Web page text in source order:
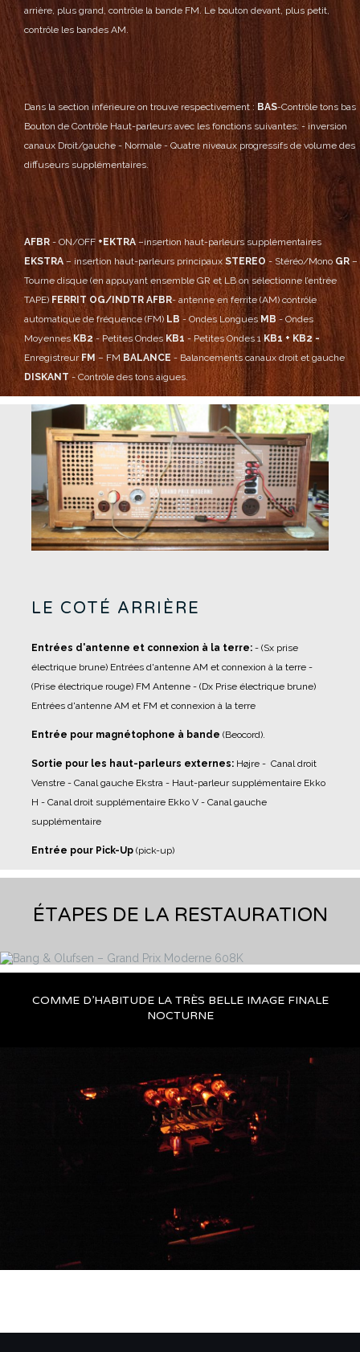
arrière, plus grand, contrôle la bande FM. Le bouton devant, plus petit,
contrôle les bandes AM.
Dans la section inférieure on trouve respectivement : BAS-Contrôle tons bas
Bouton de Contrôle Haut-parleurs avec les fonctions suivantes: - inversion
canaux Droit/gauche - Normale - Quatre niveaux progressifs de volume des
diffuseurs supplémentaires.
AFBR - ON/OFF +EKTRA –insertion haut-parleurs supplémentaires
EKSTRA – insertion haut-parleurs principaux STEREO- Stéréo/Mono GR –
Tourne disque (en appuyant ensemble GR et LB on sélectionne l’entrée
TAPE) FERRIT OG/INDTR AFBR- antenne en ferrite (AM) contrôle
automatique de fréquence (FM) LB - Ondes Longues MB - Ondes
Moyennes KB2- Petites Ondes KB1 - Petites Ondes 1 KB1 + KB2 -
Enregistreur FM – FM BALANCE - Balancements canaux droit et gauche
DISKANT - Contrôle des tons aigues.
LE COTÉ ARRIÈRE
Entrées d'antenne et connexion à la terre: - (Sx prise
électrique brune) Entrées d'antenne AM et connexion à la terre -
(Prise électrique rouge) FM Antenne - (Dx Prise électrique brune)
Entrées d'antenne AM et FM et connexion à la terre
Entrée pour magnétophone à bande (Beocord).
Sortie pour les haut-parleurs externes: Højre - Canal droit
Venstre - Canal gauche Ekstra - Haut-parleur supplémentaire Ekko
H - Canal droit supplémentaire Ekko V - Canal gauche
supplémentaire
Entrée pour Pick-Up (pick-up)
ÉTAPES DE LA RESTAURATION
COMME D’HABITUDE LA TRÈS BELLE IMAGE FINALE
NOCTURNE